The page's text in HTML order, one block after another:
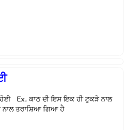
ਹੋਈ Ex.ਕਾਠ ਦੀ ਇਸ ਇਕ ਹੀ ਟੁਕੜੇ ਨਾਲ
ਨਾਲ ਤਰਾਸ਼ਿਆ ਗਿਆ ਹੈ